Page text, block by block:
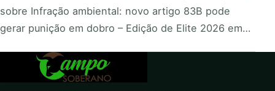
sobre Infração ambiental: novo artigo 83B pode
gerar punição em dobro – Edição de Elite 2026 em…